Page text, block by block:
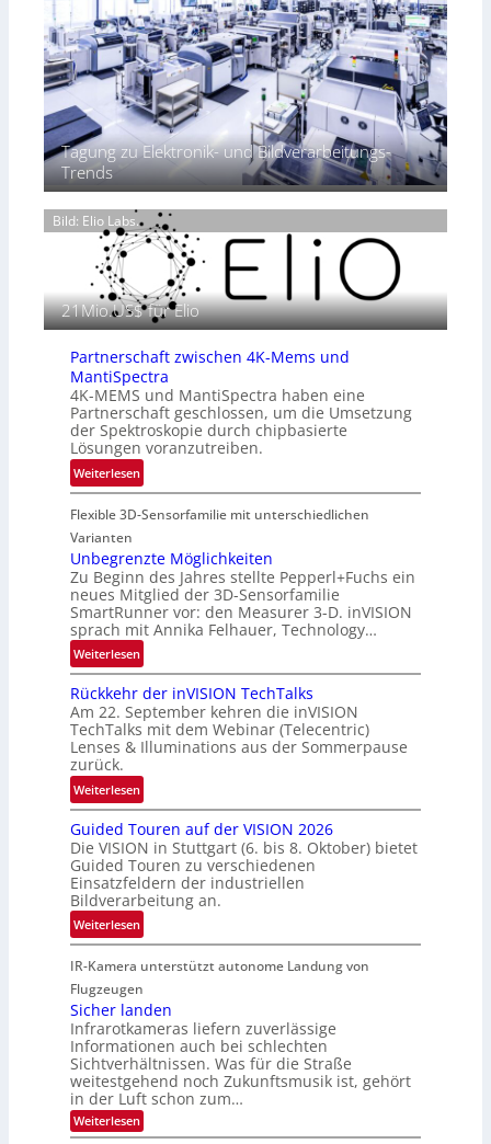
w
s
‘
N
i
g
h
t
2
0
2
6
z
u
r
T
h
r
m
o
r
a
f
i
e
n
L
u
f
t
u
a
u
m
f
a
h
r
t
t
e
c
h
i
k
ä
r
t
P
r
ä
s
e
z
i
n
E
M
E
A
-
R
e
g
i
o
n
Tagung zu Elektronik- und Bildverarbeitungs-
Trends
Bild: Elio Labs.
21Mio.US$ für Elio
Partnerschaft zwischen 4K-Mems und
MantiSpectra
4K-MEMS und MantiSpectra haben eine
Partnerschaft geschlossen, um die Umsetzung
der Spektroskopie durch chipbasierte
Lösungen voranzutreiben.
Weiterlesen:
P
a
t
n
e
r
s
c
h
a
f
t
i
s
c
h
e
n
4
K
-
M
e
m
s
u
n
d
M
Flexible 3D-Sensorfamilie mit unterschiedlichen
Varianten
Unbegrenzte Möglichkeiten
Zu Beginn des Jahres stellte Pepperl+Fuchs ein
neues Mitglied der 3D-Sensorfamilie
SmartRunner vor: den Measurer 3-D. inVISION
sprach mit Annika Felhauer, Technology…
Weiterlesen:
U
n
b
e
g
r
e
z
t
e
M
ö
g
l
i
c
h
k
e
i
t
e
Rückkehr der inVISION TechTalks
Am 22. September kehren die inVISION
TechTalks mit dem Webinar (Telecentric)
Lenses & Illuminations aus der Sommerpause
zurück.
Weiterlesen:
R
ü
c
k
k
e
h
d
e
r
i
n
V
I
S
Guided Touren auf der VISION 2026
Die VISION in Stuttgart (6. bis 8. Oktober) bietet
Guided Touren zu verschiedenen
Einsatzfeldern der industriellen
Bildverarbeitung an.
Weiterlesen:
G
u
i
d
e
d
T
o
u
r
IR-Kamera unterstützt autonome Landung von
Flugzeugen
Sicher landen
Infrarotkameras liefern zuverlässige
Informationen auch bei schlechten
Sichtverhältnissen. Was für die Straße
weitestgehend noch Zukunftsmusik ist, gehört
in der Luft schon zum…
Weiterlesen:
S